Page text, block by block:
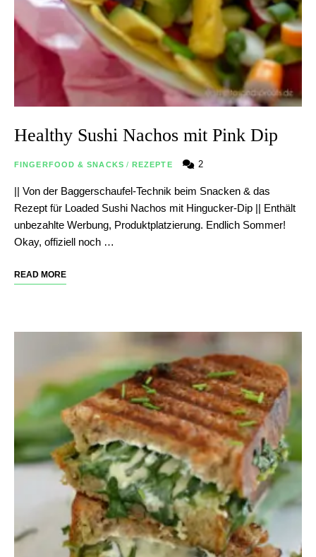
Healthy Sushi Nachos mit Pink Dip
FINGERFOOD & SNACKS / REZEPTE 2
|| Von der Baggerschaufel-Technik beim Snacken & das
Rezept für Loaded Sushi Nachos mit Hingucker-Dip || Enthält
unbezahlte Werbung, Produktplatzierung. Endlich Sommer!
Okay, offiziell noch …
READ MORE